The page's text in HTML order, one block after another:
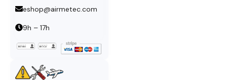
eshop@airmetec.com
9h – 17h